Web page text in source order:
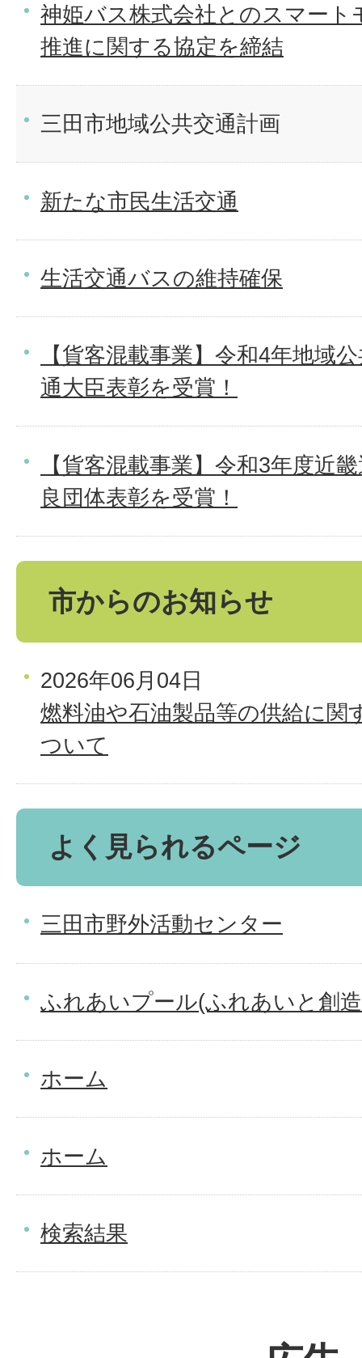
神姫バス株式会社とのスマー
推進に関する協定を締結
三田市地域公共交通計画
新たな市民生活交通
生活交通バスの維持確保
【貨客混載事業】令和4年地域
通大臣表彰を受賞！
【貨客混載事業】令和3年度近
良団体表彰を受賞！
市からのお知らせ
2026年06月04日
燃料油や石油製品等の供給に関
ついて
よく見られるページ
三田市野外活動センター
ふれあいプール(ふれあいと創
ホーム
ホーム
検索結果